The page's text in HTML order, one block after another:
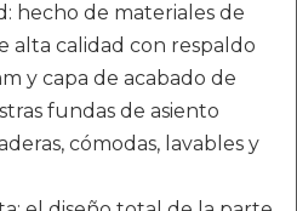
hecho de materiales de
alta calidad con respaldo
y capa de acabado de
fundas de asiento
cómodas, lavables y